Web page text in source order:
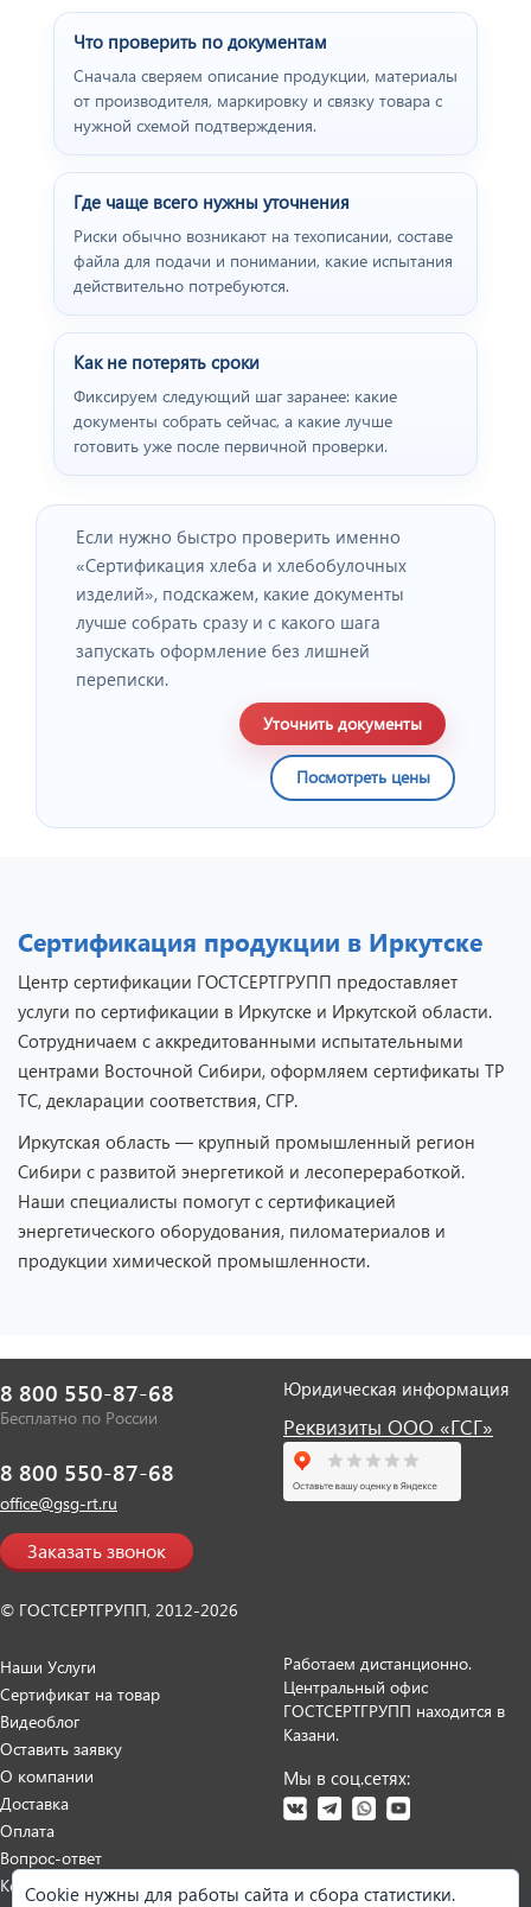
Что проверить по документам
Сначала сверяем описание продукции, материалы
от производителя, маркировку и связку товара с
нужной схемой подтверждения.
Где чаще всего нужны уточнения
Риски обычно возникают на техописании, составе
файла для подачи и понимании, какие испытания
действительно потребуются.
Как не потерять сроки
Фиксируем следующий шаг заранее: какие
документы собрать сейчас, а какие лучше
готовить уже после первичной проверки.
Если нужно быстро проверить именно
«Сертификация хлеба и хлебобулочных
изделий», подскажем, какие документы
лучше собрать сразу и с какого шага
запускать оформление без лишней
переписки.
Уточнить документы
Посмотреть цены
Сертификация продукции в Иркутске
Центр сертификации ГОСТСЕРТГРУПП предоставляет
услуги по сертификации в Иркутске и Иркутской области.
Сотрудничаем с аккредитованными испытательными
центрами Восточной Сибири, оформляем сертификаты ТР
ТС, декларации соответствия, СГР.
Иркутская область — крупный промышленный регион
Сибири с развитой энергетикой и лесопереработкой.
Наши специалисты помогут с сертификацией
энергетического оборудования, пиломатериалов и
продукции химической промышленности.
8 800 550-87-68
Бесплатно по России
8 800 550-87-68
office@gsg-rt.ru
Заказать звонок
© ГОСТСЕРТГРУПП, 2012-2026
Юридическая информация
Реквизиты ООО «ГСГ»
Наши Услуги
Сертификат на товар
Видеоблог
Оставить заявку
О компании
Доставка
Оплата
Вопрос-ответ
Контакты
Работаем дистанционно.
Центральный офис
ГОСТСЕРТГРУПП находится в
Казани.
Мы в соц.сетях:
Cookie нужны для работы сайта и сбора статистики.